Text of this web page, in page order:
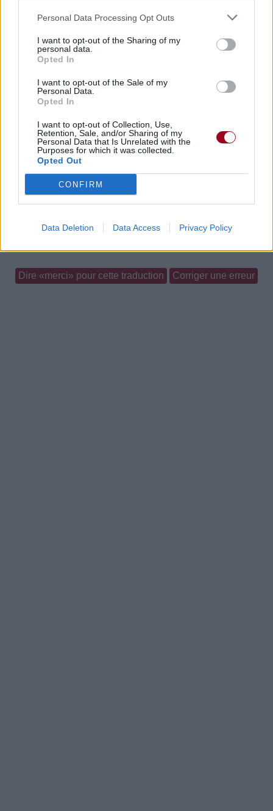
Personal Data Processing Opt Outs
I want to opt-out of the Sharing of my
personal data.
Opted In
I want to opt-out of the Sale of my
Personal Data.
Opted In
I want to opt-out of Collection, Use,
Retention, Sale, and/or Sharing of my
Personal Data that Is Unrelated with the
Purposes for which it was collected.
Opted Out
CONFIRM
Data Deletion Data Access Privacy Policy
Voir la vidéo de «The Worrying
Kind»
Dire «merci» pour cette traduction Corriger une erreur